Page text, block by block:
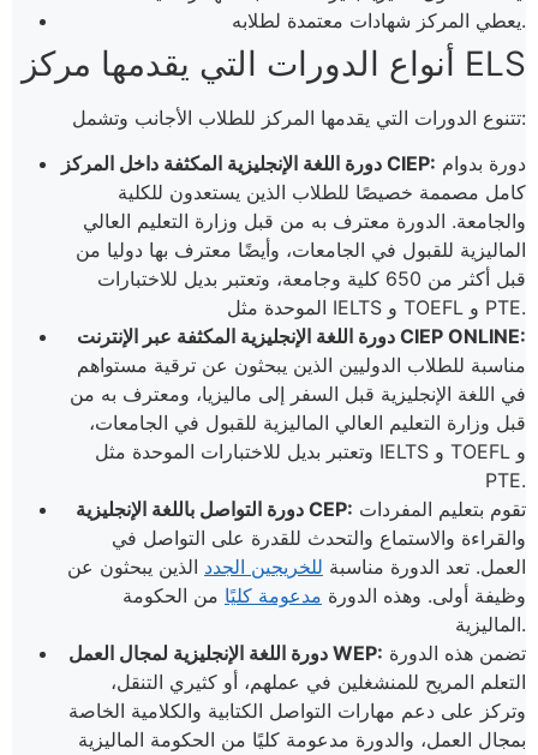
يعطي المركز شهادات معتمدة لطلابه.
أنواع الدورات التي يقدمها مركز ELS
تتنوع الدورات التي يقدمها المركز للطلاب الأجانب وتشمل:
دورة اللغة الإنجليزية المكثفة داخل المركز CIEP:
كامل مصممة خصيصًا للطلاب الذين يستعدون للكلية
والجامعة. الدورة معترف به من قبل وزارة التعليم العالي
الماليزية للقبول في الجامعات، وأيضًا معترف بها دوليا من
قبل أكثر من 650 كلية وجامعة، وتعتبر بديل للاختبارات
الموحدة مثل IELTS و TOEFL و PTE.
دورة اللغة الإنجليزية المكثفة عبر الإنترنت CIEP ONLINE:
مناسبة للطلاب الدوليين الذين يبحثون عن ترقية مستواهم
في اللغة الإنجليزية قبل السفر إلى ماليزيا، ومعترف به من
قبل وزارة التعليم العالي الماليزية للقبول في الجامعات،
وتعتبر بديل للاختبارات الموحدة مثل IELTS و TOEFL و
PTE.
دورة التواصل باللغة الإنجليزية CEP:
والقراءة والاستماع والتحدث للقدرة على التواصل في
العمل. تعد الدورة مناسبة للخريجين الجدد الذين يبحثون عن
وظيفة أولى. وهذه الدورة مدعومة كليًا من الحكومة
الماليزية.
دورة اللغة الإنجليزية لمجال العمل WEP:
التعلم المريح للمنشغلين في عملهم، أو كثيري التنقل،
وتركز على دعم مهارات التواصل الكتابية والكلامية الخاصة
بمجال العمل، والدورة مدعومة كليًا من الحكومة الماليزية